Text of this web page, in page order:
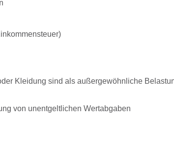
Kleidung sind als außergewöhnliche
von unentgeltlichen Wertabgaben